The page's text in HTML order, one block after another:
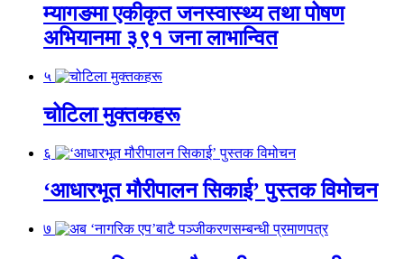
म्यागङमा एकीकृत जनस्वास्थ्य तथा पोषण
अभियानमा ३९१ जना लाभान्वित
५
चोटिला मुक्तकहरू
६
‘आधारभूत मौरीपालन सिकाई’ पुस्तक विमोचन
७